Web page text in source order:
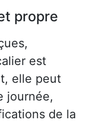
propre
est
elle peut
journée,
de la